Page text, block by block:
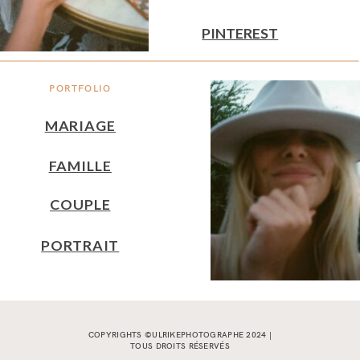
PORTFOLIO
MARIAGE
FAMILLE
PINTEREST
COUPLE
PORTRAIT
COPYRIGHTS ©ULRIKEPHOTOGRAPHE 2024 |
TOUS DROITS RÉSERVÉS